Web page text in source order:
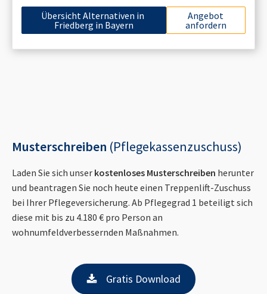
Übersicht Alternativen in
Friedberg in Bayern
Angebot
anfordern
Musterschreiben (Pflegekassenzuschuss)
Laden Sie sich unser kostenloses Musterschreiben herunter
und beantragen Sie noch heute einen Treppenlift-Zuschuss
bei Ihrer Pflegeversicherung. Ab Pflegegrad 1 beteiligt sich
diese mit bis zu 4.180 € pro Person an
wohnumfeldverbessernden Maßnahmen.
Gratis Download